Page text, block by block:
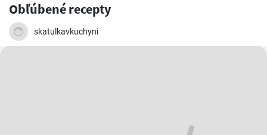
Obľúbené recepty
skatulkavkuchyni